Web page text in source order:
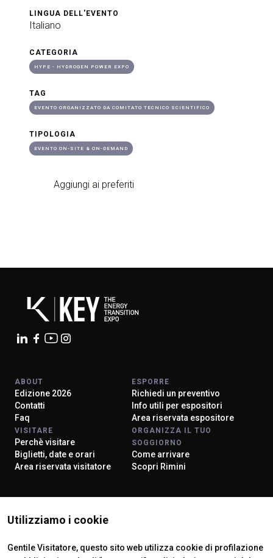
LINGUA DELL'EVENTO
Italiano
CATEGORIA
HYPE - HYDROGEN POWER EXPO
TAG
EVENTO ORGANIZZATO DA COMITATO TECNICO SCIENTIFICO
TIPOLOGIA
EVENTO ON-SITE & ON-DEMAND
Aggiungi ai preferiti
Utilizziamo i cookie
Gentile Visitatore, questo sito web utilizza cookie di profilazione
ABOUT
Edizione 2026
Contatti
Faq
ESPORRE
Richiedi un preventivo
Info utili per espositori
Area riservata espositore
VISITARE
Perchè visitare
Biglietti, date e orari
Area riservata visitatore
ORGANIZZA IL TUO
SOGGIORNO
Come arrivare
Scopri Rimini
ISTITUTI CERTIFICATORI